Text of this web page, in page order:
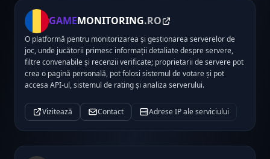
GAMEMONITORING.RO
O platformă pentru monitorizarea și gestionarea serverelor de
joc, unde jucătorii primesc informații detaliate despre servere,
filtre convenabile și recenzii verificate; proprietarii de servere pot
crea o pagină personală, pot folosi sistemul de votare și pot
accesa API-ul, sistemul de rating și analiza serverului.
Vizitează Contact Adrese IP ale serviciului